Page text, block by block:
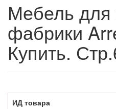
Мебель для
фабрики
Купить.